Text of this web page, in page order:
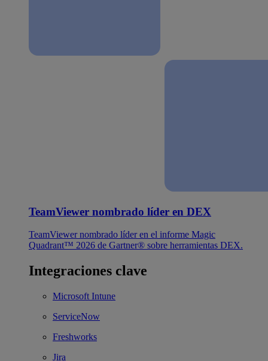
TeamViewer nombrado líder en DEX
TeamViewer nombrado líder en el informe Magic
Quadrant™ 2026 de Gartner® sobre herramientas DEX.
Integraciones clave
Microsoft Intune
ServiceNow
Freshworks
Jira